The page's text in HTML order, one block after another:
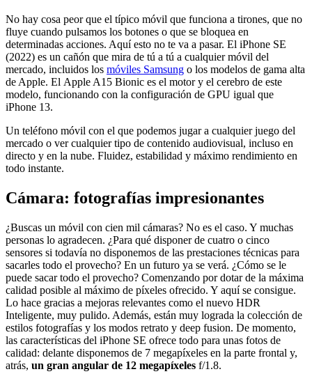
No hay cosa peor que el típico móvil que funciona a tirones, que no
fluye cuando pulsamos los botones o que se bloquea en
determinadas acciones. Aquí esto no te va a pasar. El iPhone SE
(2022) es un cañón que mira de tú a tú a cualquier móvil del
mercado, incluidos los móviles Samsung o los modelos de gama alta
de Apple. El Apple A15 Bionic es el motor y el cerebro de este
modelo, funcionando con la configuración de GPU igual que
iPhone 13.
Un teléfono móvil con el que podemos jugar a cualquier juego del
mercado o ver cualquier tipo de contenido audiovisual, incluso en
directo y en la nube. Fluidez, estabilidad y máximo rendimiento en
todo instante.
Cámara: fotografías impresionantes
¿Buscas un móvil con cien mil cámaras? No es el caso. Y muchas
personas lo agradecen. ¿Para qué disponer de cuatro o cinco
sensores si todavía no disponemos de las prestaciones técnicas para
sacarles todo el provecho? En un futuro ya se verá. ¿Cómo se le
puede sacar todo el provecho? Comenzando por dotar de la máxima
calidad posible al máximo de píxeles ofrecido. Y aquí se consigue.
Lo hace gracias a mejoras relevantes como el nuevo HDR
Inteligente, muy pulido. Además, están muy lograda la colección de
estilos fotografías y los modos retrato y deep fusion. De momento,
las características del iPhone SE ofrece todo para unas fotos de
calidad: delante disponemos de 7 megapíxeles en la parte frontal y,
atrás, un gran angular de 12 megapíxeles f/1.8.